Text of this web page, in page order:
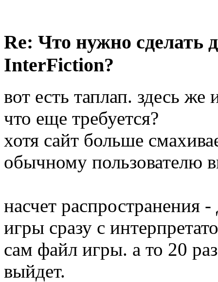
Re: Что нужно сделать
InterFiction?
вот есть таплап. здесь же
что еще требуется?
хотя сайт больше
обычному пользователю
насчет распространения
игры сразу с
сам файл игры. а то 20
выйдет.